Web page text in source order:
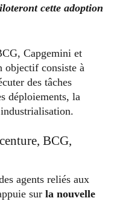
cette adoption
Capgemini et
objectif consiste à
des tâches
déploiements, la
BCG,
agents reliés aux
sur la nouvelle